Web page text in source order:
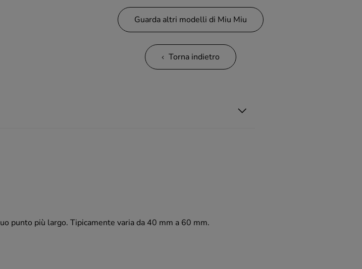
Guarda altri modelli di Miu Miu
Torna indietro
punto più largo. Tipicamente varia da 40 mm a 60 mm.